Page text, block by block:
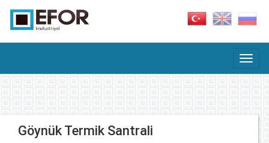
Göynük Termik Santrali